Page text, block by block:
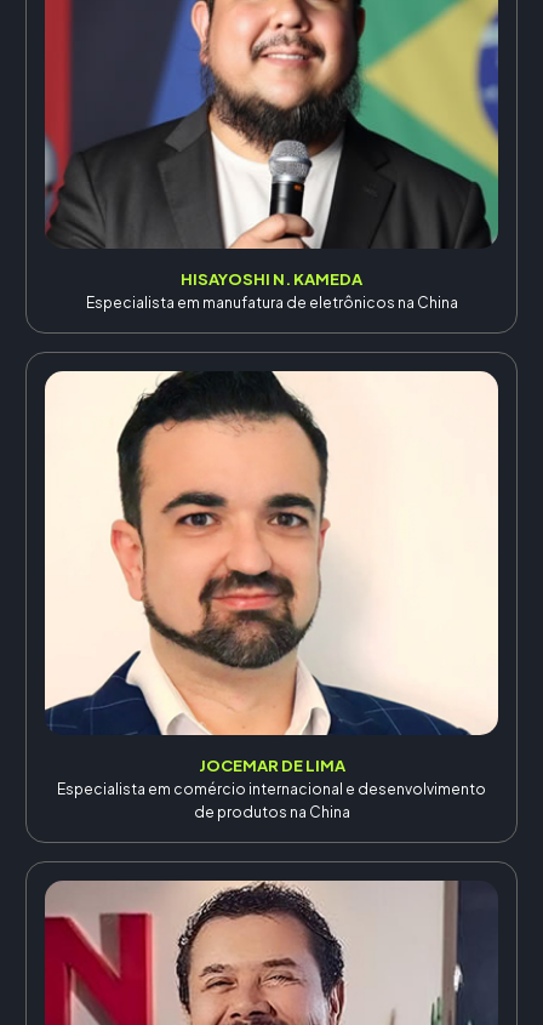
HISAYOSHI N. KAMEDA
Especialista em manufatura de eletrônicos na China
JOCEMAR DE LIMA
Especialista em comércio internacional e desenvolvimento
de produtos na China